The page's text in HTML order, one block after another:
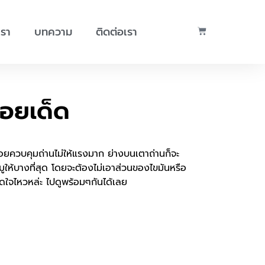
า บทความ ติดต่อเรา
ยเด็ด
วบคุมถ่านไม่ให้แรงมาก ย่างบนเตาถ่านก็จะ
บางที่สุด โดยจะต้องไม่เอาส่วนของไขมันหรือ
จไหวหล่ะ ไปดูพร้อมๆกันได้เลย